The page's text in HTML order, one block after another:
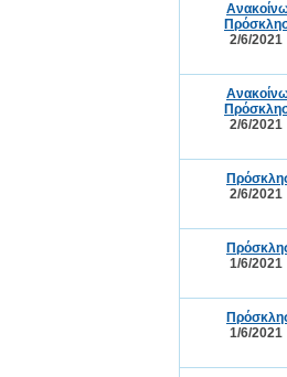
2/6/2021
2/6/2021
2/6/2021
1/6/2021
1/6/2021